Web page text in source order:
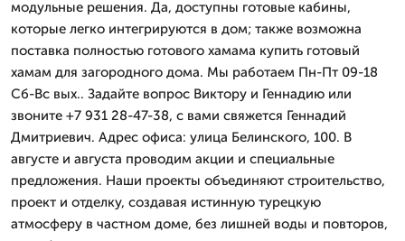
модульные решения. Да, доступны готовые кабины,
которые легко интегрируются в дом; также возможна
поставка полностью готового хамама купить готовый
хамам для загородного дома. Мы работаем Пн-Пт 09-18
Сб-Вс вых.. Задайте вопрос Виктору и Геннадию или
звоните +7 931 28-47-38, с вами свяжется Геннадий
Дмитриевич. Адрес офиса: улица Белинского, 100. В
августе и августа проводим акции и специальные
предложения. Наши проекты объединяют строительство,
проект и отделку, создавая истинную турецкую
атмосферу в частном доме, без лишней воды и повторов,